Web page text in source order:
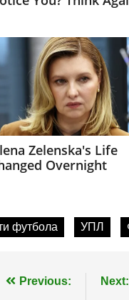
футбола УПЛ
Previous: Next: